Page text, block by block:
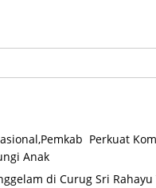
Perkuat
Anak
di Curug Sri Rahayu